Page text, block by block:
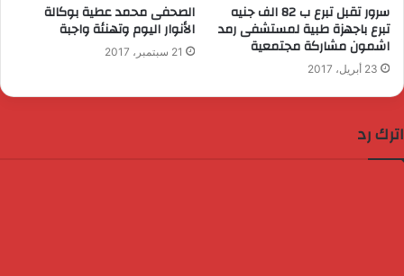
سرور تقبل تبرع ب 82 الف جنيه
تبرع باجهزة طبية لمستشفى رمد
اشمون مشاركة مجتمعية
23 أبريل، 2017
الصحفى محمد عطية بوكالة
الأنوار اليوم وتهنئة واجبة
21 سبتمبر، 2017
اترك رد